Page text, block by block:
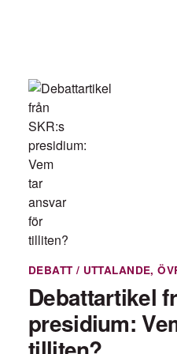
DEBATT / UTTALANDE,
Debattartikel
presidium: